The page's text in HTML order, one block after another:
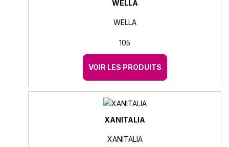
WELLA
WELLA
105
VOIR LES PRODUITS
XANITALIA
XANITALIA